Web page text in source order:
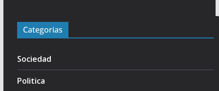
Categorias
Sociedad
Politica